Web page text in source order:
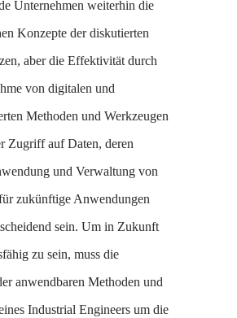
Unternehmen weiterhin die
Konzepte der diskutierten
aber die Effektivität durch
von digitalen und
Methoden und Werkzeugen
Zugriff auf Daten, deren
und Verwaltung von
zukünftige Anwendungen
sein. Um in Zukunft
zu sein, muss die
anwendbaren Methoden und
Industrial Engineers um die